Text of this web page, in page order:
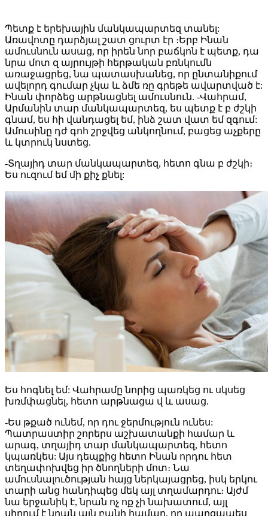
Պետք է երեխային մանկապարտեզ տանել:
Առավոտը դարձյալ շատ ցուրտ էր ։Երբ Ինան
ամուսնուն ասաց, որ իրեն նոր բաճկոն է պետք, դա
նրա մոտ զ այրույթի հերթական բռնկումն
առաջացրեց, նա պատասխանեց, որ ընտանիքում
ավելորդ գումար չկա և ձմե ռը գրեթե ավարտված է:
Ինան փորձեց արթնացնել ամուսնուն. -Վահրամ,
Արմանին տար մանկապարտեզ, ես պետք է բ ժշկի
գնամ, ես հի վանդացել եմ, ինձ շատ վատ եմ զգում:
Ամուսինը դժ գոհ շրջվեց անկողնում, բացեց աչքերը
և կտրուկ նստեց.
-Տղայիդ տար մանկապարտեզ, հետո գնա բ ժշկի։
Ես ուզում եմ մի քիչ քնել:
Ես հոգնել եմ: Վահրամը նորից պառկեց ու սկսեց
խռմփացնել, հետո արթնացա վ և ասաց.
-Ես թքած ունեմ, որ դու ջերմություն ունես:
Պատրաստիր շորերս աշխատանքի համար և
արագ, տղայիդ տար մանկապարտեզ, հետո
կպառկես: Այս դեպքից հետո Ինան որդու հետ
տեղափոխվեց իր ծնողների մոտ։ Նա
ամուսնալուծության հայց ներկայացրեց, իսկ երկու
տարի անց հանդիպեց մեկ այլ տղամարդու։ Այժմ
նա երջանիկ է, նրան ոչ ոք չի նախատում, այլ
սիրում է նրան այն բանի համար, որ պարզապես